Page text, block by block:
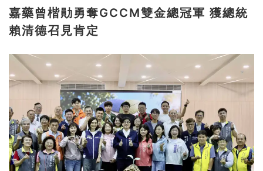
嘉藥曾楷勛勇奪GCCM雙金總冠軍 獲總統
賴清德召見肯定